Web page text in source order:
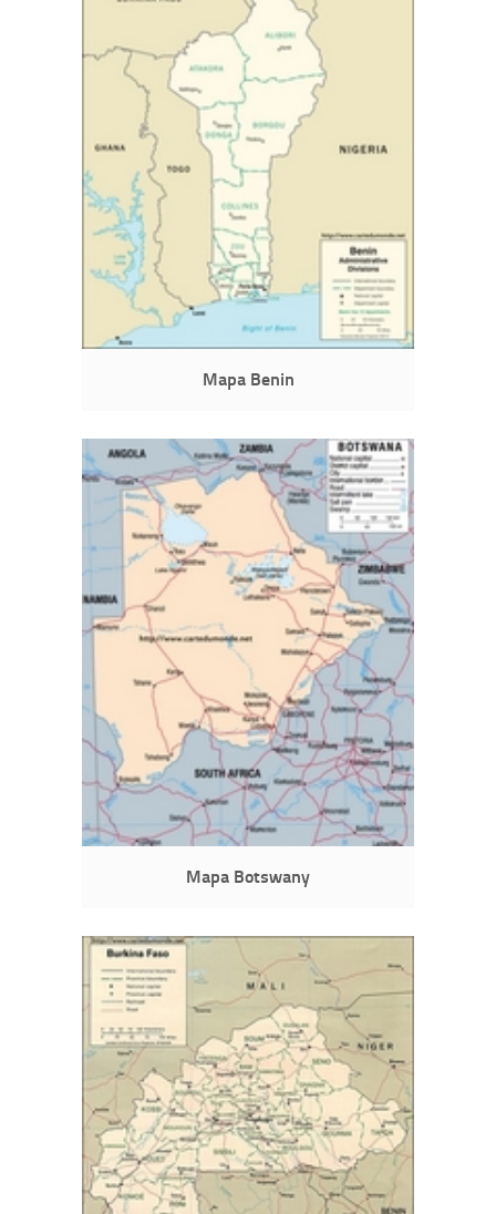
Mapa Benin
Mapa Botswany